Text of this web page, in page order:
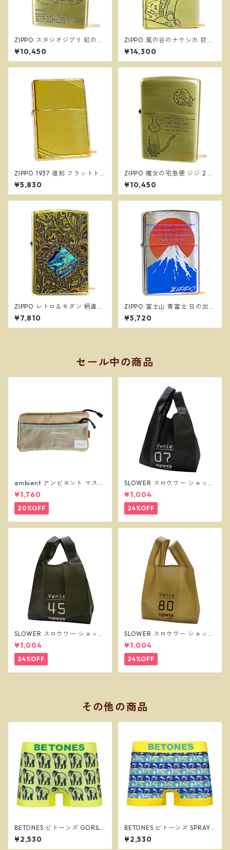
ZIPPO スタジオジブリ 紅の豚
サボイア SAVOIA S-21 2 ジッ
ポー オイルライター NZ-50
¥10,450
ZIPPO 風の谷のナウシカ 巨神
兵 NZ-33 スタジオジブリ ジ
ッポー オイルライター
¥14,300
ZIPPO 1937 復刻 フラットト
ップ ハイポリッシュブラス 27
0 真鍮 ダイアゴナルライン 定
番 ジッポー オイルライター
¥5,830
ZIPPO 魔女の宅急便 ジジ 2 ス
タジオジブリ ジッポー オイル
ライター NZ-48
¥10,450
ZIPPO レトロ＆モダン 柄違い
両面加工 シェル 貝貼り ジッポ
ー オイルライター
¥7,810
ZIPPO 富士山 青富士 日の出
縁起物 和柄 ジッポー オイルラ
イター
¥5,720
セール中の商品
ambient アンビエント マスク
ケース ベージュ
¥1,760
20%OFF
SLOWER スロウワー ショッパ
ーバッグ ビーニー L ブラック
SLW255
¥1,004
24%OFF
SLOWER スロウワー ショッパ
ーバッグ ビーニー L オリーブ
SLW257
¥1,004
24%OFF
SLOWER スロウワー ショッパ
ーバッグ ビーニー L サンド SL
W256
¥1,004
24%OFF
その他の商品
BETONES ビトーンズ GORILL
IM2 YELLOW メンズ フリーサ
イズ ボクサーパンツ ※ネコポ
¥2,530
BETONES ビトーンズ SPRAY
YELLOW メンズ フリーサイズ
ボクサーパンツ ※ネコポスで
¥2,530